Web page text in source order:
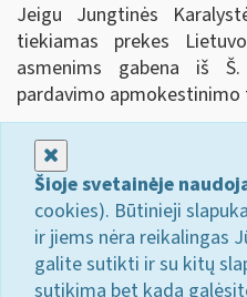
Jeigu Jungtinės
tiekiamas prekes
asmenims gabena iš
pardavimo apmokestinimo
Šioje svetainėje
cookies). Būtinieji
ir jiems nėra reikalingas
galite sutikti ir su kitų
sutikimą bet kada